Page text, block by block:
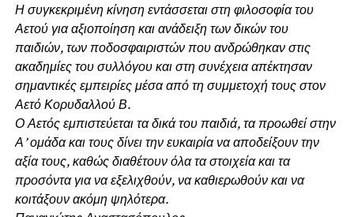
Η συγκεκριμένη κίνηση εντάσσεται στη φιλοσοφία του
Αετού για αξιοποίηση και ανάδειξη των δικών του
παιδιών, των ποδοσφαιριστών που ανδρώθηκαν στις
ακαδημίες του συλλόγου και στη συνέχεια απέκτησαν
σημαντικές εμπειρίες μέσα από τη συμμετοχή τους στον
Αετό Κορυδαλλού Β.
Ο Αετός εμπιστεύεται τα δικά του παιδιά, τα προωθεί στην
Α’ ομάδα και τους δίνει την ευκαιρία να αποδείξουν την
αξία τους, καθώς διαθέτουν όλα τα στοιχεία και τα
προσόντα για να εξελιχθούν, να καθιερωθούν και να
κοιτάξουν ακόμη ψηλότερα.